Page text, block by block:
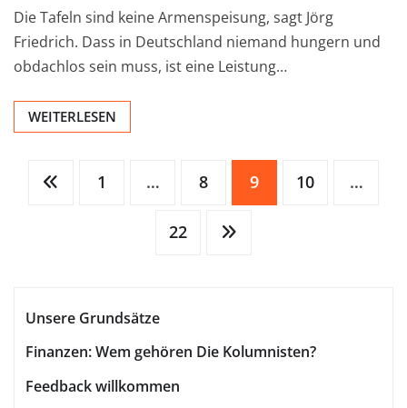
Die Tafeln sind keine Armenspeisung, sagt Jörg
Friedrich. Dass in Deutschland niemand hungern und
obdachlos sein muss, ist eine Leistung…
WEITERLESEN
Seitennummerierung
1 … 8 9 10 …
22
Unsere Grundsätze
Finanzen: Wem gehören Die Kolumnisten?
Feedback willkommen